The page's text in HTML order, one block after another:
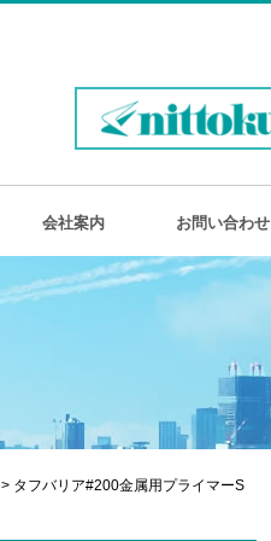
会社案内 お問い合わせ
> タフバリア#200金属用プライマーS